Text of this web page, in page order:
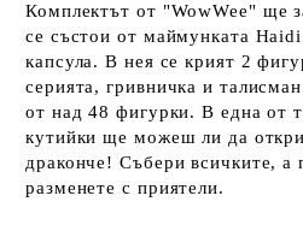
Комплектът от "WowWee" ще
се състои от маймунката
капсула. В нея се крият 2
серията, гривничка и
от над 48 фигурки. В една от
кутийки ще можеш ли да
драконче! Събери всичките, а
разменете с приятели.